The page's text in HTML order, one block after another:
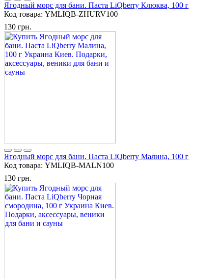
Ягодный морс для бани. Паста LiQberry Клюква, 100 г
Код товара: YMLIQB-ZHURV100
130 грн.
Ягодный морс для бани. Паста LiQberry Малина, 100 г
Код товара: YMLIQB-MALN100
130 грн.